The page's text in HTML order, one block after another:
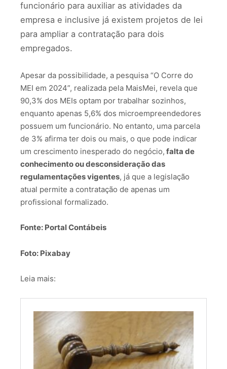
funcionário para auxiliar as atividades da
empresa e inclusive já existem projetos de lei
para ampliar a contratação para dois
empregados.
Apesar da possibilidade, a pesquisa “O Corre do
MEI em 2024”, realizada pela MaisMei, revela que
90,3% dos MEIs optam por trabalhar sozinhos,
enquanto apenas 5,6% dos microempreendedores
possuem um funcionário. No entanto, uma parcela
de 3% afirma ter dois ou mais, o que pode indicar
um crescimento inesperado do negócio, falta de
conhecimento ou desconsideração das
regulamentações vigentes, já que a legislação
atual permite a contratação de apenas um
profissional formalizado.
Fonte: Portal Contábeis
Foto: Pixabay
Leia mais: